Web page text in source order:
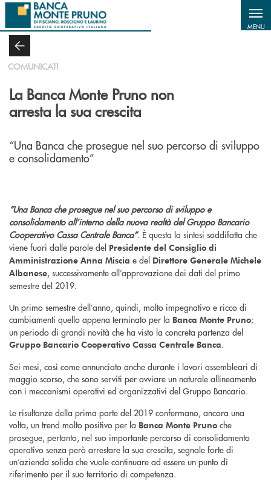
Salta al contenuto principale
MENU
COMUNICATI
La Banca Monte Pruno non
arresta la sua crescita
“Una Banca che prosegue nel suo percorso di sviluppo
e consolidamento”
“Una Banca che prosegue nel suo percorso di sviluppo e
consolidamento all’interno della nuova realtà del Gruppo Bancario
Cooperativo Cassa Centrale Banca”. È questa la sintesi soddifatta che
viene fuori dalle parole del Presidente del Consiglio di
Amministrazione Anna Miscia e del Direttore Generale Michele
Albanese, successivamente all’approvazione dei dati del primo
semestre del 2019.
Un primo semestre dell’anno, quindi, molto impegnativo e ricco di
cambiamenti quello appena terminato per la Banca Monte Pruno;
un periodo di grandi novità che ha visto la concreta partenza del
Gruppo Bancario Cooperativo Cassa Centrale Banca.
Sei mesi, così come annunciato anche durante i lavori assembleari di
maggio scorso, che sono serviti per avviare un naturale allineamento
con i meccanismi operativi ed organizzativi del Gruppo Bancario.
Le risultanze della prima parte del 2019 confermano, ancora una
volta, un trend molto positivo per la Banca Monte Pruno che
prosegue, pertanto, nel suo importante percorso di consolidamento
operativo senza però arrestare la sua crescita, segnale forte di
un’azienda solida che vuole continuare ad essere un punto di
riferimento per il suo territorio di competenza.